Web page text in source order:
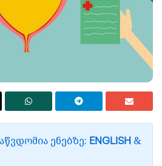
ᲔᲜᲔᲑᲖᲔ: ENGLISH &